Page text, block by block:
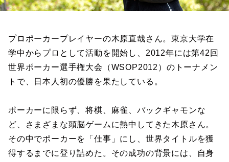
プロポーカープレイヤーの木原直哉さん。東京大学在
学中からプロとして活動を開始し、2012年には第42回
世界ポーカー選手権大会（WSOP2012）のトーナメン
トで、日本人初の優勝を果たしている。
ポーカーに限らず、将棋、麻雀、バックギャモンな
ど、さまざまな頭脳ゲームに熱中してきた木原さん。
その中でポーカーを「仕事」にし、世界タイトルを獲
得するまでに登り詰めた。その成功の背景には、自身